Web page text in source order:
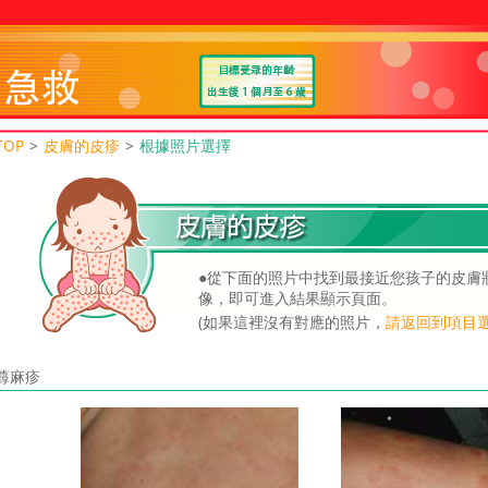
> 皮膚的皮疹 > 根據照片選擇
●從下面的照片中找到最接近您孩子的皮膚
像，即可進入結果顯示頁面。
(如果這裡沒有對應的照片， 請返回到項目
麻疹